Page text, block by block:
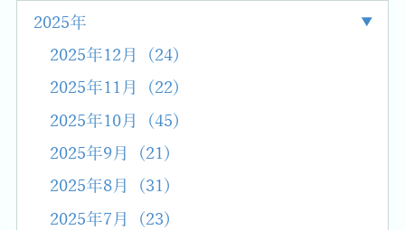
2025年
2025年12月 (24)
2025年11月 (22)
2025年10月 (45)
2025年9月 (21)
2025年8月 (31)
2025年7月 (23)